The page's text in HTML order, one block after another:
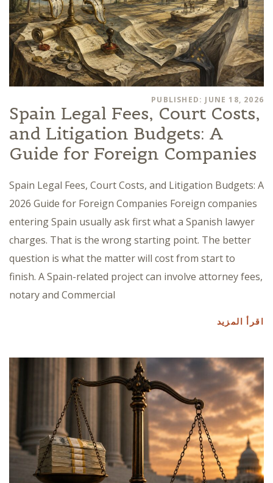
PUBLISHED: JUNE 18, 2026
Spain Legal Fees, Court Costs,
and Litigation Budgets: A
Guide for Foreign Companies
Spain Legal Fees, Court Costs, and Litigation Budgets: A
2026 Guide for Foreign Companies Foreign companies
entering Spain usually ask first what a Spanish lawyer
charges. That is the wrong starting point. The better
question is what the matter will cost from start to
finish. A Spain-related project can involve attorney fees,
notary and Commercial
اقرأ المزيد